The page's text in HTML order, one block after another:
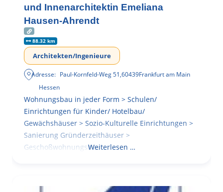
und Innenarchitektin Emeliana
Hausen-Ahrendt
88.32 km
Architekten/Ingenieure
Adresse: Paul-Kornfeld-Weg 51,60439Frankfurt am Main
Hessen
Wohnungsbau in jeder Form > Schulen/
Einrichtungen für Kinder/ Hotelbau/
Gewächshäuser > Sozio-Kulturelle Einrichtungen >
Sanierung Gründerzeithäuser >
GeschoßwohnungsbauWeiterlesen …